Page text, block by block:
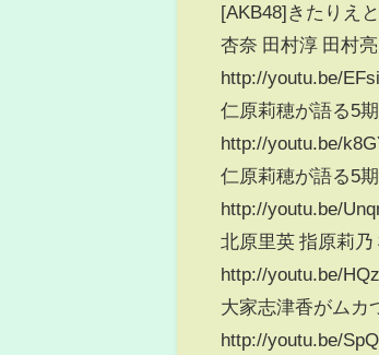
[AKB48]きたりえ
杏奈 田村淳 田村
http://youtu.be/
仁原莉穂が語る5
http://youtu.be/
仁原莉穂が語る5
http://youtu.be/
北原里英 指原莉乃
http://youtu.be/
大家志津香がムカ
http://youtu.be/